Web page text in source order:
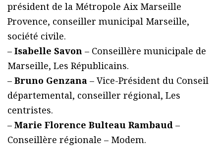
président de la Métropole Aix Marseille
Provence, conseiller municipal Marseille,
société civile.
– Isabelle Savon – Conseillère municipale de
Marseille, Les Républicains.
– Bruno Genzana – Vice-Président du Conseil
départemental, conseiller régional, Les
centristes.
– Marie Florence Bulteau Rambaud –
Conseillère régionale – Modem.